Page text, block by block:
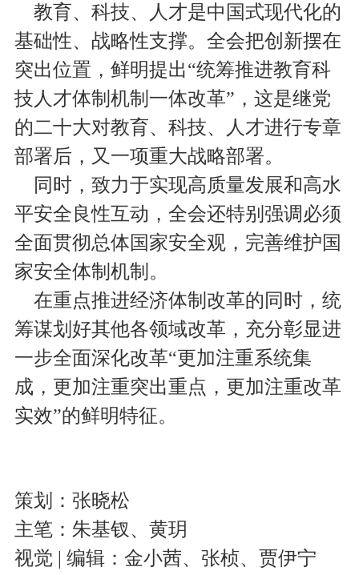
教育、科技、人才是中国式现代化的
基础性、战略性支撑。全会把创新摆在
突出位置，鲜明提出“统筹推进教育科
技人才体制机制一体改革”，这是继党
的二十大对教育、科技、人才进行专章
部署后，又一项重大战略部署。
同时，致力于实现高质量发展和高水
平安全良性互动，全会还特别强调必须
全面贯彻总体国家安全观，完善维护国
家安全体制机制。
在重点推进经济体制改革的同时，统
筹谋划好其他各领域改革，充分彰显进
一步全面深化改革“更加注重系统集
成，更加注重突出重点，更加注重改革
实效”的鲜明特征。
策划：张晓松
主笔：朱基钗、黄玥
视觉 | 编辑：金小茜、张桢、贾伊宁